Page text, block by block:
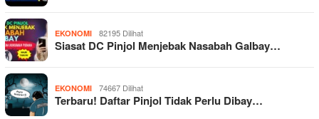
EKONOMI 82195 Dilihat
Siasat DC Pinjol Menjebak Nasabah Galbay…
EKONOMI 74667 Dilihat
Terbaru! Daftar Pinjol Tidak Perlu Dibay…